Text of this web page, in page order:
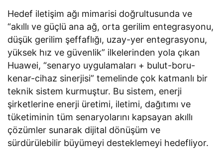
Hedef iletişim ağı mimarisi doğrultusunda ve
“akıllı ve güçlü ana ağ, orta gerilim entegrasyonu,
düşük gerilim şeffaflığı, uzay-yer entegrasyonu,
yüksek hız ve güvenlik” ilkelerinden yola çıkan
Huawei, “senaryo uygulamaları + bulut-boru-
kenar-cihaz sinerjisi” temelinde çok katmanlı bir
teknik sistem kurmuştur. Bu sistem, enerji
şirketlerine enerji üretimi, iletimi, dağıtımı ve
tüketiminin tüm senaryolarını kapsayan akıllı
çözümler sunarak dijital dönüşüm ve
sürdürülebilir büyümeyi desteklemeyi hedefliyor.